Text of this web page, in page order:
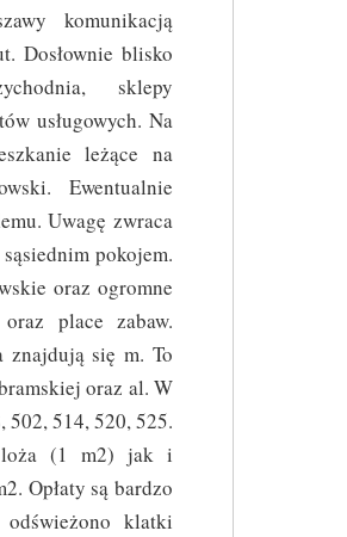
komunikacją
Dosłownie blisko
sklepy
usługowych. Na
leżące na
Ewentualnie
Uwagę zwraca
pokojem.
oraz ogromne
place zabaw.
znajdują się m. To
oraz al. W
514, 520, 525.
loża (1 m2) jak i
Opłaty są bardzo
klatki